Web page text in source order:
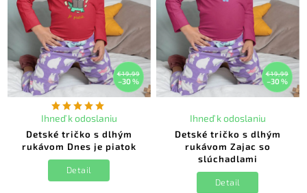
€19,99
–30 %
Detské tričko s dlhým
rukávom Dnes je piatok
Ihneď k odoslaniu
Detail
€19,99
–30 %
Detské tričko s dlhým
rukávom Zajac so
slúchadlami
Ihneď k odoslaniu
Detail